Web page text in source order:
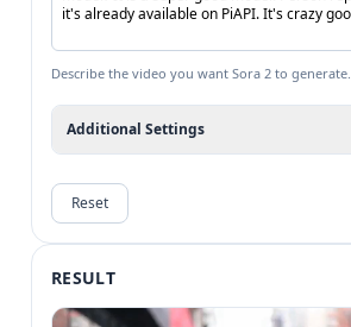
Describe the video you want Sora 2 to generate.
Additional Settings
Reset
RESULT